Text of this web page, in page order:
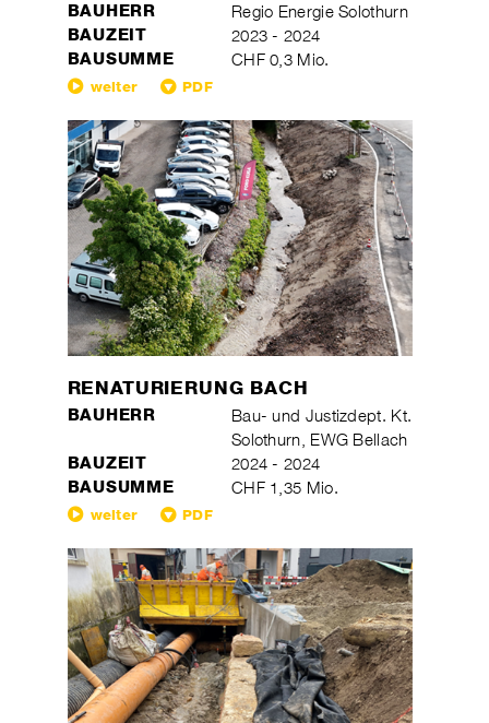
BAUHERR Regio Energie Solothurn
BAUZEIT 2023 - 2024
BAUSUMME CHF 0,3 Mio.
weiter PDF
RENATURIERUNG BACH
BAUHERR
Bau- und Justizdept. Kt.
Solothurn, EWG Bellach
BAUZEIT 2024 - 2024
BAUSUMME CHF 1,35 Mio.
weiter PDF